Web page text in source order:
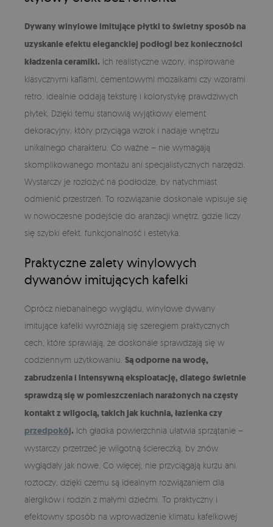
Dywany winylowe imitujące płytki to świetny sposób na
uzyskanie efektu eleganckiej podłogi bez konieczności
kładzenia ceramiki. Ich realistyczne wzory, inspirowane
klasycznymi kaflami, cementowymi mozaikami czy wzorami
retro, idealnie oddają teksturę i kolorystykę prawdziwych
płytek. Dzięki temu stanowią wyjątkowy element
dekoracyjny, który przyciąga wzrok i nadaje wnętrzu
unikalnego charakteru. Co ważne – nie wymagają
skomplikowanego montażu ani specjalistycznych narzędzi.
Wystarczy je rozłożyć na podłodze, by natychmiast
odmienić przestrzeń. To rozwiązanie doskonale wpisuje się
w nowoczesne podejście do aranżacji wnętrz, gdzie liczy
się szybki efekt, funkcjonalność i estetyka.
Praktyczne zalety winylowych
dywanów imitujących kafelki
Oprócz niebanalnego wyglądu, winylowe dywany
imitujące kafelki wyróżniają się szeregiem praktycznych
cech, które sprawiają, że doskonale sprawdzają się w
codziennym użytkowaniu. Są odporne na wodę,
zabrudzenia i intensywną eksploatację, dlatego świetnie
sprawdzą się w pomieszczeniach narażonych na częsty
kontakt z wilgocią, takich jak kuchnia, łazienka czy
przedpokój. Ich gładka powierzchnia ułatwia sprzątanie –
wystarczy przetrzeć je wilgotną ściereczką, by znów
wyglądały jak nowe. Co więcej, nie przyciągają kurzu ani
roztoczy, dzięki czemu są idealnym rozwiązaniem dla
alergików i rodzin z małymi dziećmi. To praktyczny i
efektowny sposób na wprowadzenie klimatu kafelkowej